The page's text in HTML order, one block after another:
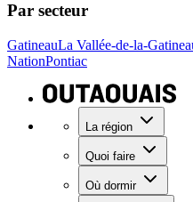
Par secteur
GatineauLa Vallée-de-la-
NationPontiac
La région
Quoi faire
Où dormir